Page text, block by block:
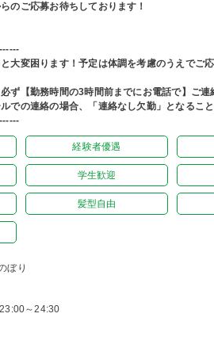
のご応募お待ちしております！
と大変困ります！予定は体調を考慮のうえでご
ず【勤務時間の3時間前までにお電話で】ご連
での連絡の場合、「連絡なし欠勤」となるこ
経験者優遇
学生歓迎
髪型自由
ぼり
～24:30